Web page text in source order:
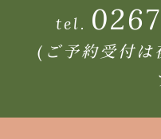
tel.
(ご予約受付は